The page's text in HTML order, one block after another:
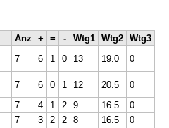
Anz + = - Wtg1 Wtg2 Wtg3
7 6 1 0 13 19.0 0
7 6 0 1 12 20.5
0
7 4 1 2 9 16.5
0
7 3 2 2 8 16.5
0